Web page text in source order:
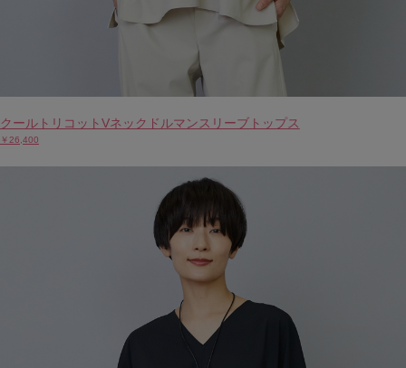
クールトリコットVネックドルマンスリーブトップス
￥26,400